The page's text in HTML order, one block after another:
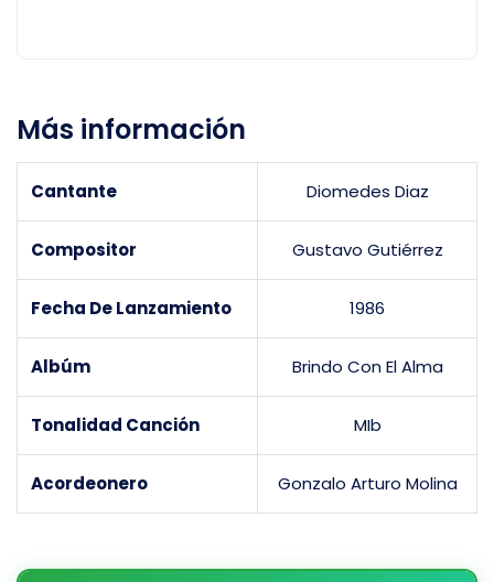
Más información
Cantante Diomedes Diaz
Compositor Gustavo Gutiérrez
Fecha De Lanzamiento 1986
Albúm Brindo Con El Alma
Tonalidad Canción MIb
Acordeonero Gonzalo Arturo Molina